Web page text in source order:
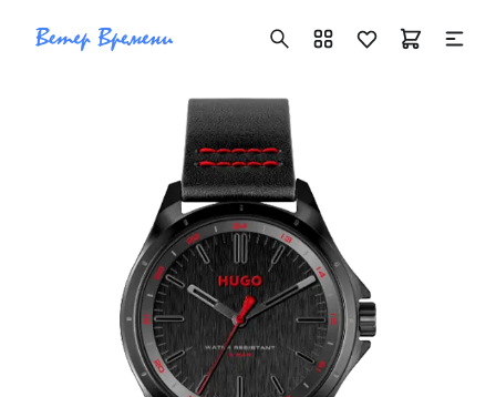
+7 ( 705 ) 181-42-50
info@vetervremeni.kz
Авторизация
Каталог